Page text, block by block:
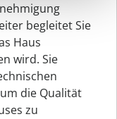
begleitet Sie
Haus
wird. Sie
die Qualität
zu